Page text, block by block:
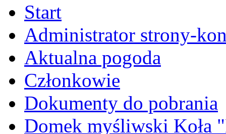
Start
Administrator strony-
Aktualna pogoda
Członkowie
Dokumenty do pobrania
Domek myśliwski Koła